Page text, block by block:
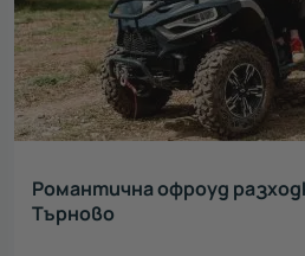
Романтична офроуд
Търново